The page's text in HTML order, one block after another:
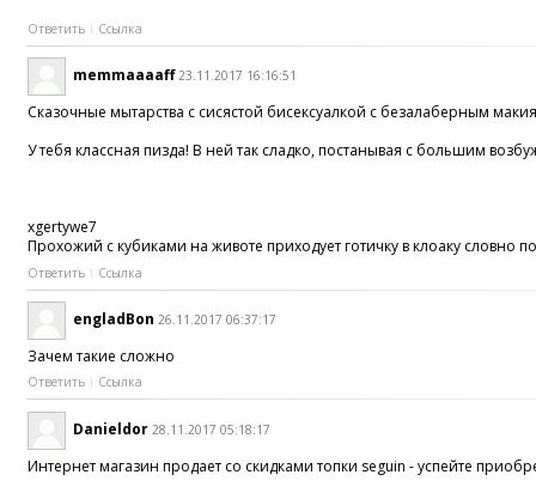
Ответить Ссылка
memmaaaaff 23.11.2017 16:16:51
Сказочные мытарства с сисястой бисексуалкой с безалаберным
У тебя классная пизда! В ней так сладко, постанывая с большим
xgertywe7
Прохожий с кубиками на животе приходует готичку в клоаку словно
Ответить Ссылка
engladBon 26.11.2017 06:37:17
Зачем такие сложно
Ответить Ссылка
Danieldor 28.11.2017 05:18:17
Интернет магазин продает со скидками топки seguin - успейте